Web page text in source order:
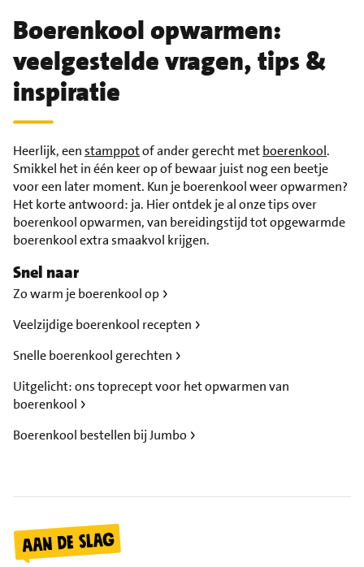
Boerenkool opwarmen:
veelgestelde vragen, tips &
inspiratie
Heerlijk, eenstamppotof ander gerecht metboerenkool.
Smikkel het in één keer op of bewaar juist nog een beetje
voor een later moment. Kun je boerenkool weer opwarmen?
Het korte antwoord: ja. Hier ontdek je al onze tips over
boerenkool opwarmen, van bereidingstijd tot opgewarmde
boerenkool extra smaakvol krijgen.
Snel naar
Zo warm je boerenkool op
Veelzijdige boerenkool recepten
Snelle boerenkool gerechten
Uitgelicht: ons toprecept voor het opwarmen van
boerenkool
Boerenkool bestellen bij Jumbo